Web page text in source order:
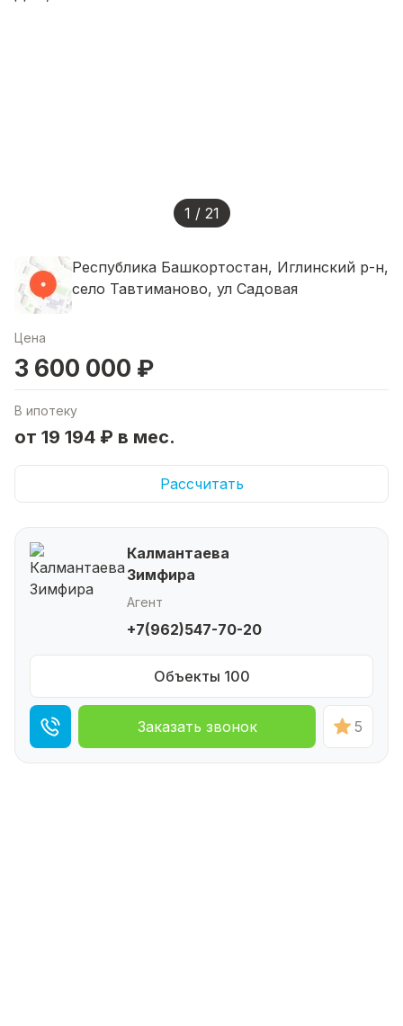
1 / 21
Республика Башкортостан, Иглинский р-н,
село Тавтиманово, ул Садовая
Цена
3 600 000 ₽
В ипотеку
от 19 194 ₽ в мес.
Рассчитать
Калмантаева
Зимфира
Агент
+7(962)547-70-20
Объекты 100
Заказать звонок 5